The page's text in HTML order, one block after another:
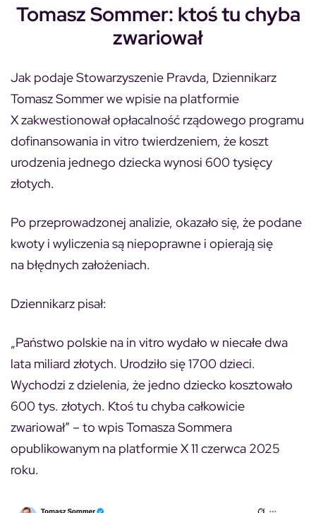
Tomasz Sommer: ktoś tu chyba
zwariował
Jak podaje Stowarzyszenie Pravda, Dziennikarz
Tomasz Sommer we wpisie na platformie
X zakwestionował opłacalność rządowego programu
dofinansowania in vitro twierdzeniem, że koszt
urodzenia jednego dziecka wynosi 600 tysięcy
złotych.
Po przeprowadzonej analizie, okazało się, że podane
kwoty i wyliczenia są niepoprawne i opierają się
na błędnych założeniach.
Dziennikarz pisał:
„Państwo polskie na in vitro wydało w niecałe dwa
lata miliard złotych. Urodziło się 1700 dzieci.
Wychodzi z dzielenia, że jedno dziecko kosztowało
600 tys. złotych. Ktoś tu chyba całkowicie
zwariował” – to wpis Tomasza Sommera
opublikowanym na platformie X 11 czerwca 2025
roku.